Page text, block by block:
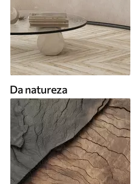
Da natureza